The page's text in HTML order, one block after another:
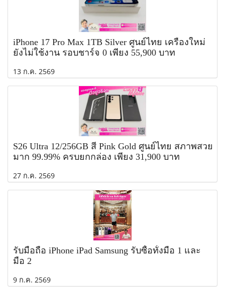
iPhone 17 Pro Max 1TB Silver ศูนย์ไทย เครื่องใหม่
ยังไม่ใช้งาน รอบชาร์จ 0 เพียง 55,900 บาท
13 ก.ค. 2569
S26 Ultra 12/256GB สี Pink Gold ศูนย์ไทย สภาพสวย
มาก 99.99% ครบยกกล่อง เพียง 31,900 บาท
27 ก.ค. 2569
รับมือถือ iPhone iPad Samsung รับซื้อทั้งมือ 1 และ
มือ 2
9 ก.ค. 2569